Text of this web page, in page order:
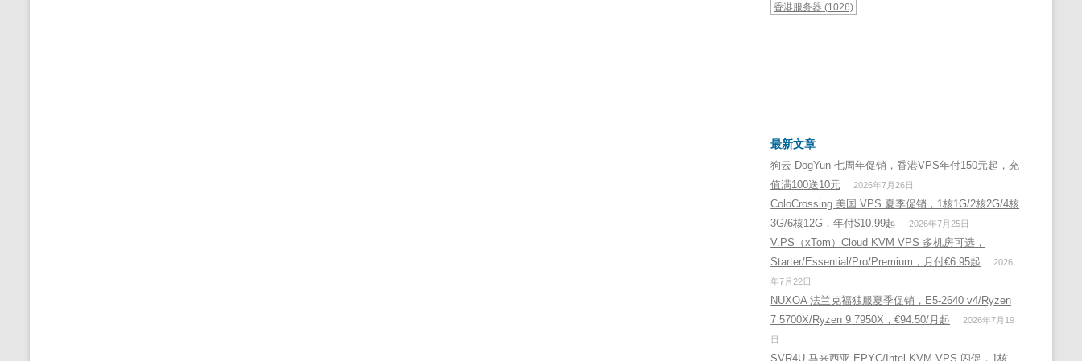
香港服务器 (1026)
最新文章
狗云 DogYun 七周年促销，香港VPS年付150元起，充
值满100送10元
2026年7月26日
ColoCrossing 美国 VPS 夏季促销，1核1G/2核2G/4核
3G/6核12G，年付$10.99起
2026年7月25日
V.PS（xTom）Cloud KVM VPS 多机房可选，
Starter/Essential/Pro/Premium，月付€6.95起
2026
年7月22日
NUXOA 法兰克福独服夏季促销，E5-2640 v4/Ryzen
7 5700X/Ryzen 9 7950X，€94.50/月起
2026年7月19
日
SVR4U 马来西亚 EPYC/Intel KVM VPS 闪促，1核